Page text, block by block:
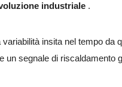
industriale .
variabilità insita nel tempo da
un segnale di riscaldamento